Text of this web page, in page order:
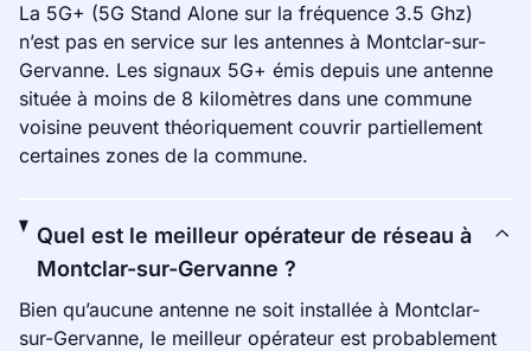
La 5G+ (5G Stand Alone sur la fréquence 3.5 Ghz)
n’est pas en service sur les antennes à Montclar-sur-
Gervanne. Les signaux 5G+ émis depuis une antenne
située à moins de 8 kilomètres dans une commune
voisine peuvent théoriquement couvrir partiellement
certaines zones de la commune.
Quel est le meilleur opérateur de réseau à
Montclar-sur-Gervanne ?
Bien qu’aucune antenne ne soit installée à Montclar-
sur-Gervanne, le meilleur opérateur est probablement